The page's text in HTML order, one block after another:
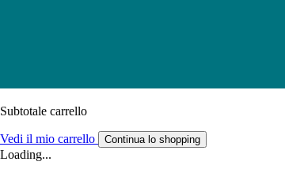
Subtotale carrello
Vedi il mio carrello Continua lo shopping
Loading...